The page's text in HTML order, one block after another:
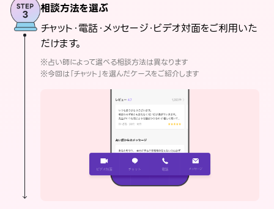
相談方法を選ぶ
チャット・電話・メッセージ・ビデオ対面をご利用いた
だけます。
※占い師によって選べる相談方法は異なります
※今回は「チャット」を選んだケースをご紹介します